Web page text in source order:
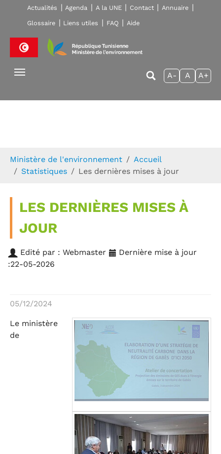
Skip to main navigation
Aller au contenu principal
Skip to page footer
Actualités Agenda A la UNE Contact Annuaire
Glossaire Liens utiles FAQ Aide
A- A A+
Ministère de l'environnement
Accueil
Statistiques
Les dernières mises à jour
LES DERNIÈRES MISES À
JOUR
Edité par : Webmaster
Dernière mise à jour
:22-05-2026
05/12/2024
Le ministère
de